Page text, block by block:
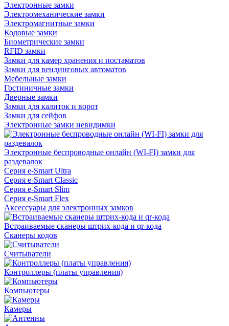
Электронные замки
Электромеханические замки
Электромагнитные замки
Кодовые замки
Биометрические замки
RFID замки
Замки для камер хранения и постаматов
Замки для вендинговых автоматов
Мебельные замки
Гостиничные замки
Дверные замки
Замки для калиток и ворот
Замки для сейфов
Электронные замки невидимки
Электронные беспроводные онлайн (WI-FI) замки для
раздевалок
Серия e-Smart Ultra
Серия e-Smart Classic
Серия e-Smart Slim
Серия e-Smart Flex
Аксессуары для электронных замков
Встраиваемые сканеры штрих-кода и qr-кода
Сканеры кодов
Считыватели
Контроллеры (платы управления)
Компьютеры
Камеры